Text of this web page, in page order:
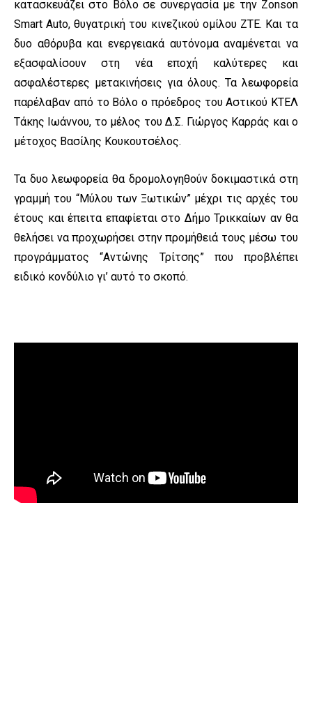
κατασκευάζει στο Βόλο σε συνεργασία με την Zonson
Smart Auto, θυγατρική του κινεζικού ομίλου ZTE. Και τα
δυο αθόρυβα και ενεργειακά αυτόνομα αναμένεται να
εξασφαλίσουν στη νέα εποχή καλύτερες και
ασφαλέστερες μετακινήσεις για όλους. Τα λεωφορεία
παρέλαβαν από το Βόλο ο πρόεδρος του Αστικού ΚΤΕΛ
Τάκης Ιωάννου, το μέλος του Δ.Σ. Γιώργος Καρράς και ο
μέτοχος Βασίλης Κουκουτσέλος.
Τα δυο λεωφορεία θα δρομολογηθούν δοκιμαστικά στη
γραμμή του “Μύλου των Ξωτικών” μέχρι τις αρχές του
έτους και έπειτα επαφίεται στο Δήμο Τρικκαίων αν θα
θελήσει να προχωρήσει στην προμήθειά τους μέσω του
προγράμματος “Αντώνης Τρίτσης” που προβλέπει
ειδικό κονδύλιο γι’ αυτό το σκοπό.